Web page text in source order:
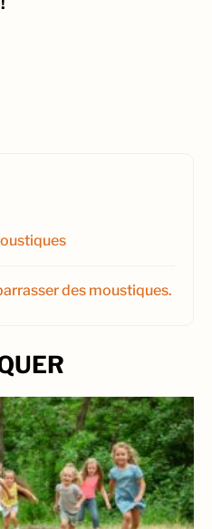
des moustiques.